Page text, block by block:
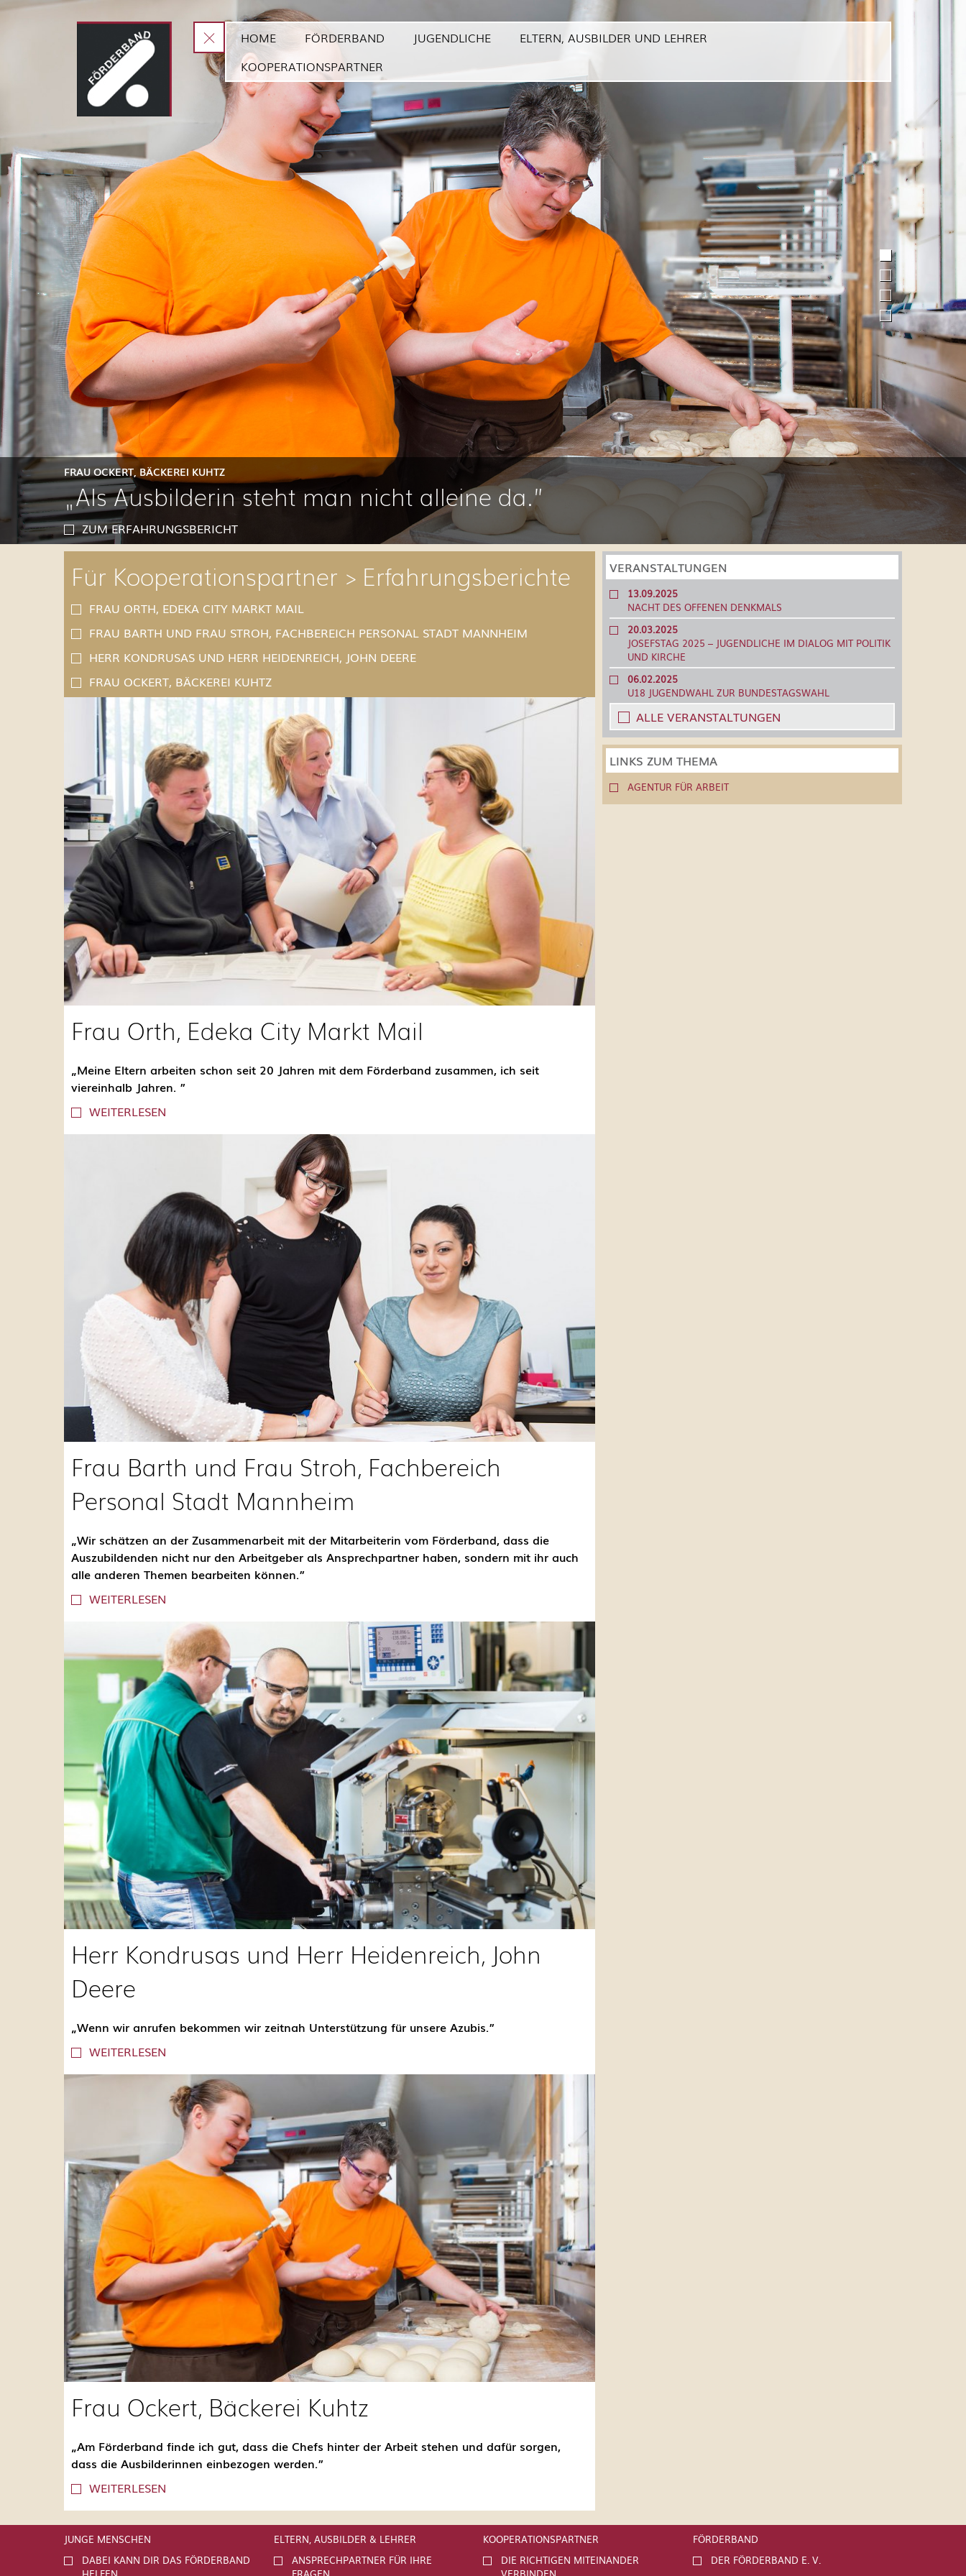
HOME FÖRDERBAND JUGENDLICHE
ELTERN, AUSBILDER UND LEHRER
KOOPERATIONSPARTNER
FRAU OCKERT, BÄCKEREI KUHTZ
„Als Ausbilderin steht man nicht alleine da.”
ZUM ERFAHRUNGSBERICHT
Für Kooperationspartner > Erfahrungsberichte
FRAU ORTH, EDEKA CITY MARKT MAIL
FRAU BARTH UND FRAU STROH, FACHBEREICH PERSONAL STADT MANNHEIM
HERR KONDRUSAS UND HERR HEIDENREICH, JOHN DEERE
FRAU OCKERT, BÄCKEREI KUHTZ
Frau Orth, Edeka City Markt Mail
„Meine Eltern arbeiten schon seit 20 Jahren mit dem Förderband zusammen, ich seit
viereinhalb Jahren. ”
WEITERLESEN
Frau Barth und Frau Stroh, Fachbereich
Personal Stadt Mannheim
„Wir schätzen an der Zusammenarbeit mit der Mitarbeiterin vom Förderband, dass die
Auszubildenden nicht nur den Arbeitgeber als Ansprechpartner haben, sondern mit ihr auch
alle anderen Themen bearbeiten können.”
WEITERLESEN
Herr Kondrusas und Herr Heidenreich, John
Deere
„Wenn wir anrufen bekommen wir zeitnah Unterstützung für unsere Azubis.”
WEITERLESEN
Frau Ockert, Bäckerei Kuhtz
„Am Förderband finde ich gut, dass die Chefs hinter der Arbeit stehen und dafür sorgen,
dass die Ausbilderinnen einbezogen werden.”
WEITERLESEN
VERANSTALTUNGEN
13.09.2025
NACHT DES OFFENEN DENKMALS
20.03.2025
JOSEFSTAG 2025 – JUGENDLICHE IM DIALOG MIT POLITIK
UND KIRCHE
06.02.2025
U18 JUGENDWAHL ZUR BUNDESTAGSWAHL
ALLE VERANSTALTUNGEN
LINKS ZUM THEMA
AGENTUR FÜR ARBEIT
JUNGE MENSCHEN
DABEI KANN DIR DAS FÖRDERBAND
ELTERN, AUSBILDER & LEHRER
ANSPRECHPARTNER FÜR IHRE
KOOPERATIONSPARTNER
DIE RICHTIGEN MITEINANDER
FÖRDERBAND
DER FÖRDERBAND E. V.